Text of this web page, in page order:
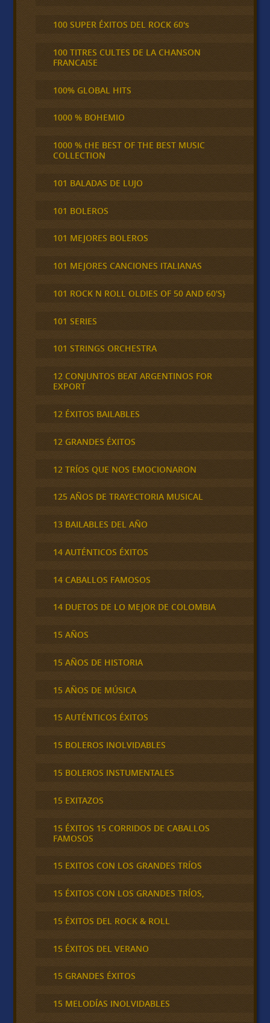
100 SUPER ÉXITOS DEL ROCK 60's
100 TITRES CULTES DE LA CHANSON
FRANCAISE
100% GLOBAL HITS
1000 % BOHEMIO
1000 % tHE BEST OF THE BEST MUSIC
COLLECTION
101 BALADAS DE LUJO
101 BOLEROS
101 MEJORES BOLEROS
101 MEJORES CANCIONES ITALIANAS
101 ROCK N ROLL OLDIES OF 50 AND 60'S}
101 SERIES
101 STRINGS ORCHESTRA
12 CONJUNTOS BEAT ARGENTINOS FOR
EXPORT
12 ÉXITOS BAILABLES
12 GRANDES ÉXITOS
12 TRÍOS QUE NOS EMOCIONARON
125 AÑOS DE TRAYECTORIA MUSICAL
13 BAILABLES DEL AÑO
14 AUTÉNTICOS ÉXITOS
14 CABALLOS FAMOSOS
14 DUETOS DE LO MEJOR DE COLOMBIA
15 AÑOS
15 AÑOS DE HISTORIA
15 AÑOS DE MÚSICA
15 AUTÉNTICOS ÉXITOS
15 BOLEROS INOLVIDABLES
15 BOLEROS INSTUMENTALES
15 EXITAZOS
15 ÉXITOS 15 CORRIDOS DE CABALLOS
FAMOSOS
15 EXITOS CON LOS GRANDES TRÍOS
15 ÉXITOS CON LOS GRANDES TRÍOS,
15 ÉXITOS DEL ROCK & ROLL
15 ÉXITOS DEL VERANO
15 GRANDES ÉXITOS
15 MELODÍAS INOLVIDABLES